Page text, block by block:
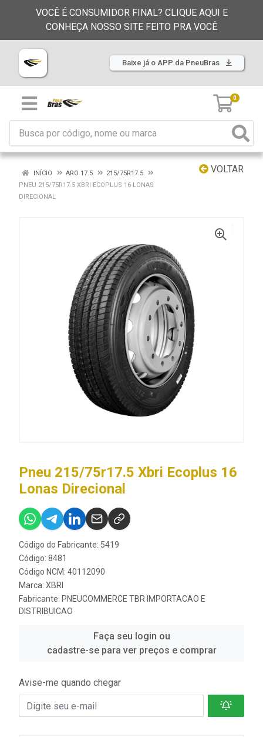
VOCÊ É CONSUMIDOR FINAL? CLIQUE AQUI E
CONHEÇA NOSSO SITE FEITO PRA VOCÊ
Baixe já o APP da PneuBras
0
VOLTAR
INÍCIO ARO 17.5
215/75R17.5
PNEU 215/75R17.5 XBRI ECOPLUS 16 LONAS
DIRECIONAL
Pneu 215/75r17.5 Xbri Ecoplus 16
Lonas Direcional
Código do Fabricante: 5419
Código: 8481
Código NCM: 40112090
Marca: XBRI
Fabricante: PNEUCOMMERCE TBR IMPORTACAO E
DISTRIBUICAO
Faça seu login ou
cadastre-se para ver preços e comprar
Avise-me quando chegar